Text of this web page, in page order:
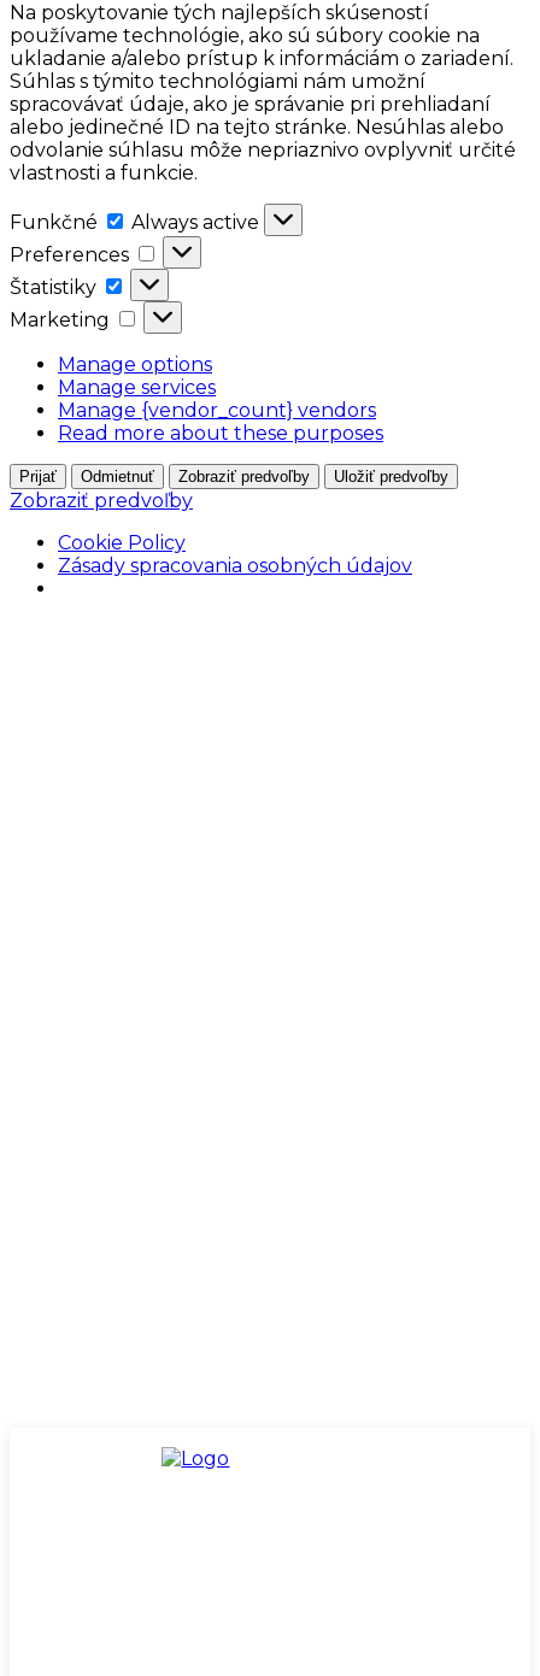
Na poskytovanie tých najlepších skúseností
používame technológie, ako sú súbory cookie na
ukladanie a/alebo prístup k informáciám o zariadení.
Súhlas s týmito technológiami nám umožní
spracovávať údaje, ako je správanie pri prehliadaní
alebo jedinečné ID na tejto stránke. Nesúhlas alebo
odvolanie súhlasu môže nepriaznivo ovplyvniť určité
vlastnosti a funkcie.
Funkčné Funkčné
Always active
Preferences
Preferences
Štatistiky
Štatistiky
Marketing
Marketing
Manage options
Manage services
Manage {vendor_count} vendors
Read more about these purposes
Prijať Odmietnuť Zobraziť predvoľby Uložiť predvoľby
Zobraziť predvoľby
Cookie Policy
Zásady spracovania osobných údajov